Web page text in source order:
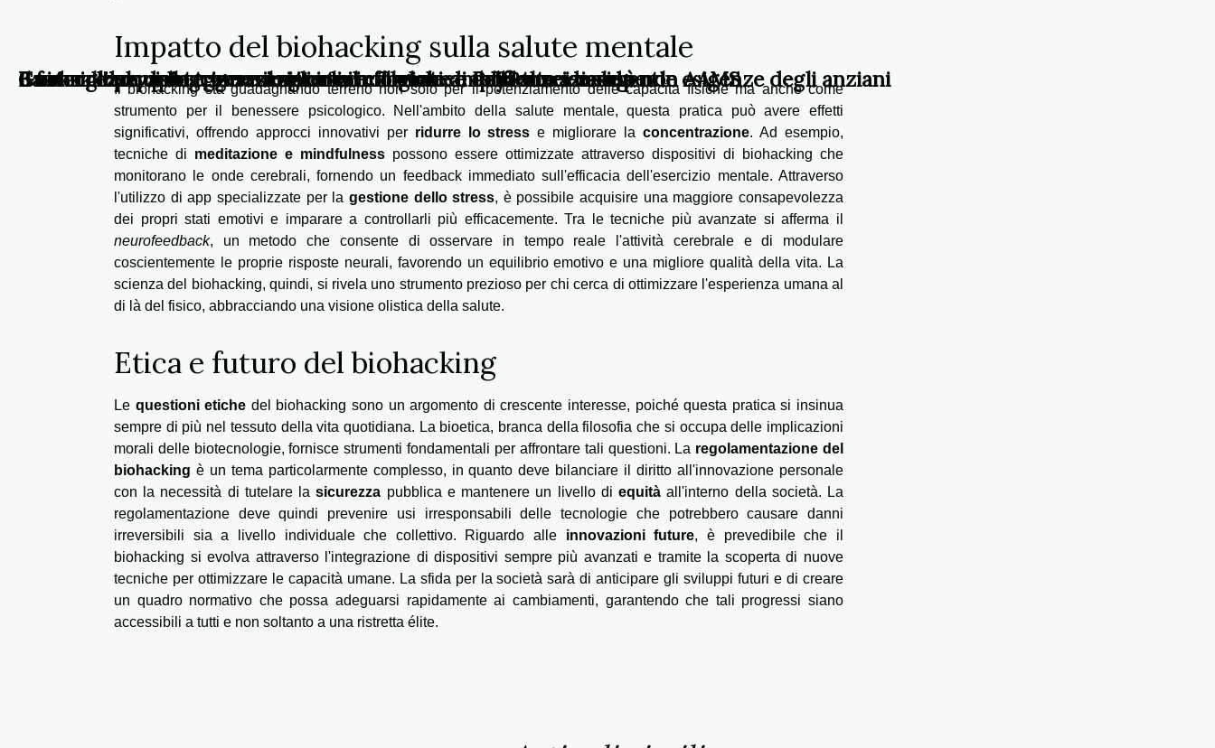
Impatto del biohacking sulla salute mentale
Il biohacking sta guadagnando terreno non solo per il potenziamento delle capacità fisiche ma anche come
strumento per il benessere psicologico. Nell'ambito della salute mentale, questa pratica può avere effetti
significativi, offrendo approcci innovativi per ridurre lo stress e migliorare laconcentrazione. Ad esempio,
tecniche di meditazione e mindfulness possono essere ottimizzate attraverso dispositivi di biohacking che
monitorano le onde cerebrali, fornendo un feedback immediato sull'efficacia dell'esercizio mentale. Attraverso
l'utilizzo di app specializzate per la gestione dello stress, è possibile acquisire una maggiore consapevolezza
dei propri stati emotivi e imparare a controllarli più efficacemente. Tra le tecniche più avanzate si afferma il
neurofeedback, un metodo che consente di osservare in tempo reale l'attività cerebrale e di modulare
coscientemente le proprie risposte neurali, favorendo un equilibrio emotivo e una migliore qualità della vita. La
scienza del biohacking, quindi, si rivela uno strumento prezioso per chi cerca di ottimizzare l'esperienza umana al
di là del fisico, abbracciando una visione olistica della salute.
Etica e futuro del biohacking
Le questioni etiche del biohacking sono un argomento di crescente interesse, poiché questa pratica si insinua
sempre di più nel tessuto della vita quotidiana. La bioetica, branca della filosofia che si occupa delle implicazioni
morali delle biotecnologie, fornisce strumenti fondamentali per affrontare tali questioni. La regolamentazione del
biohacking è un tema particolarmente complesso, in quanto deve bilanciare il diritto all'innovazione personale
con la necessità di tutelare lasicurezza pubblica e mantenere un livello diequità all'interno della società. La
regolamentazione deve quindi prevenire usi irresponsabili delle tecnologie che potrebbero causare danni
irreversibili sia a livello individuale che collettivo. Riguardo alle innovazioni future, è prevedibile che il
biohacking si evolva attraverso l'integrazione di dispositivi sempre più avanzati e tramite la scoperta di nuove
tecniche per ottimizzare le capacità umane. La sfida per la società sarà di anticipare gli sviluppi futuri e di creare
un quadro normativo che possa adeguarsi rapidamente ai cambiamenti, garantendo che tali progressi siano
accessibili a tutti e non soltanto a una ristretta élite.
Guida all'acquisto: come scegliere il cellulare amplificato ideale per le esigenze degli anziani
La sicurezza delle transazioni online: il ruolo di PayPal nei casinò non AAMS
Il futuro del vaping: innovazioni tecnologiche e tendenze emergenti
3 consigli per proteggere il sistema informatico della tua azienda